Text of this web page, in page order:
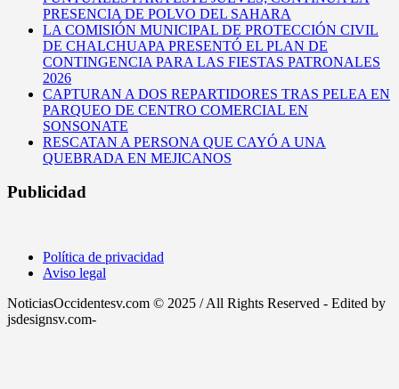
PRESENCIA DE POLVO DEL SAHARA
LA COMISIÓN MUNICIPAL DE PROTECCIÓN CIVIL
DE CHALCHUAPA PRESENTÓ EL PLAN DE
CONTINGENCIA PARA LAS FIESTAS PATRONALES
2026
CAPTURAN A DOS REPARTIDORES TRAS PELEA EN
PARQUEO DE CENTRO COMERCIAL EN
SONSONATE
RESCATAN A PERSONA QUE CAYÓ A UNA
QUEBRADA EN MEJICANOS
Publicidad
Política de privacidad
Aviso legal
NoticiasOccidentesv.com © 2025 / All Rights Reserved - Edited by
jsdesignsv.com-